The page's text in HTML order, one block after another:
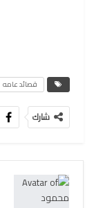
قصائد عامه
شارك